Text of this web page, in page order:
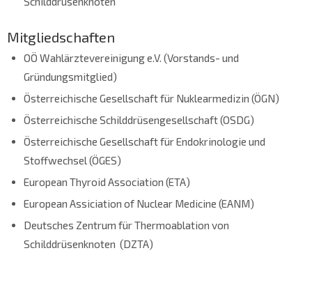
Mitgliedschaften
OÖ Wahlärztevereinigung e.V. (Vorstands- und
Gründungsmitglied)
Österreichische Gesellschaft für Nuklearmedizin (ÖGN)
Österreichische Schilddrüsengesellschaft (OSDG)
Österreichische Gesellschaft für Endokrinologie und
Stoffwechsel (ÖGES)
European Thyroid Association (ETA)
European Assiciation of Nuclear Medicine (EANM)
Deutsches Zentrum für Thermoablation von
Schilddrüsenknoten (DZTA)